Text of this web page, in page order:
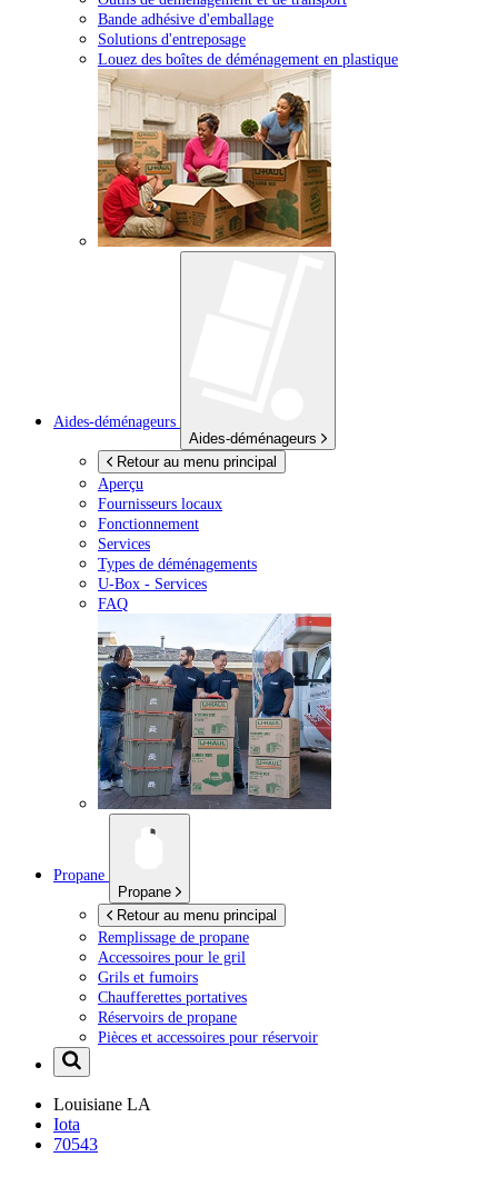
Bande adhésive d'emballage
Solutions d'entreposage
Louez des boîtes de déménagement en plastique
Aides-déménageurs
Aides-déménageurs
Retour au menu principal
Aperçu
Fournisseurs locaux
Fonctionnement
Services
Types de déménagements
U-Box - Services
FAQ
Propane
Propane
Retour au menu principal
Remplissage de propane
Accessoires pour le gril
Grils et fumoirs
Chaufferettes portatives
Réservoirs de propane
Pièces et accessoires pour réservoir
Louisiane LA
Iota
70543